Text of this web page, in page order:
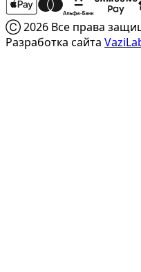
Ⓒ 2026 Все права
Разработка сайта